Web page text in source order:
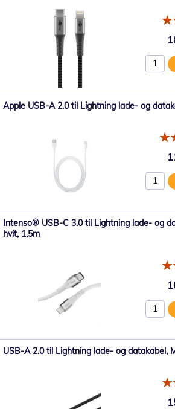
Apple USB-A 2.0 til Lightning lade- og
Intenso® USB-C 3.0 til Lightning lade- og
hvit, 1,5m
USB-A 2.0 til Lightning lade- og datakabel,